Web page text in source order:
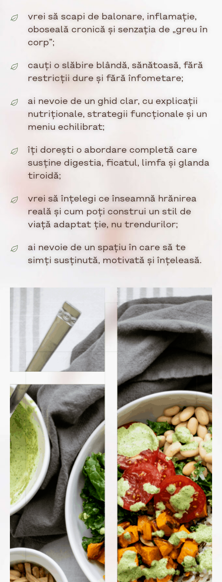
vrei să scapi de balonare, inflamație,
oboseală cronică și senzația de „greu în
corp”;
cauți o slăbire blândă, sănătoasă, fără
restricții dure și fără înfometare;
ai nevoie de un ghid clar, cu explicații
nutriționale, strategii funcționale și un
meniu echilibrat;
îți dorești o abordare completă care
susține digestia, ficatul, limfa și glanda
tiroidă;
vrei să înțelegi ce înseamnă hrănirea
reală și cum poți construi un stil de
viață adaptat ție, nu trendurilor;
ai nevoie de un spațiu în care să te
simți susținută, motivată și înțeleasă.